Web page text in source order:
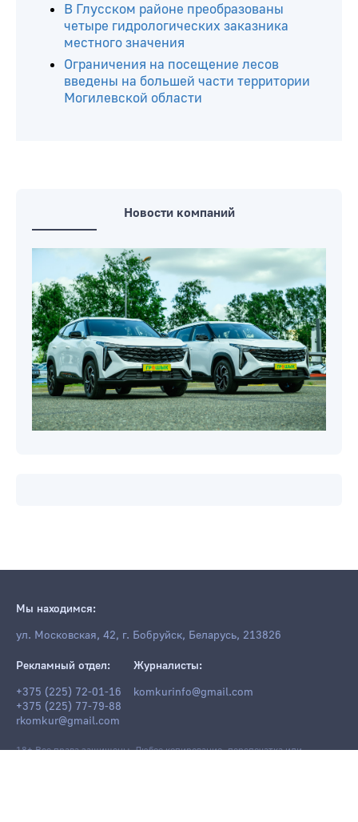
В Глусском районе преобразованы
четыре гидрологических заказника
местного значения
Ограничения на посещение лесов
введены на большей части территории
Могилевской области
Новости компаний
Мы находимся:
ул. Московская, 42, г. Бобруйск, Беларусь, 213826
Рекламный отдел:
+375 (225) 72-01-16
+375 (225) 77-79-88
rkomkur@gmail.com
Журналисты:
komkurinfo@gmail.com
18+ Все права защищены. Любое копирование, перепечатка или